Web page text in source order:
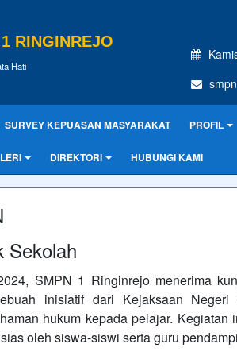
RINGINREJO
Hati
SURVEY KEPUASAN MASYARAKAT PROFIL
DIREKTORI HUBUNGI KAMI
Sekolah
SMPN 1 Ringinrejo menerima
inisiatif dari Kejaksaan
hukum kepada pelajar.
oleh siswa-siswi serta guru